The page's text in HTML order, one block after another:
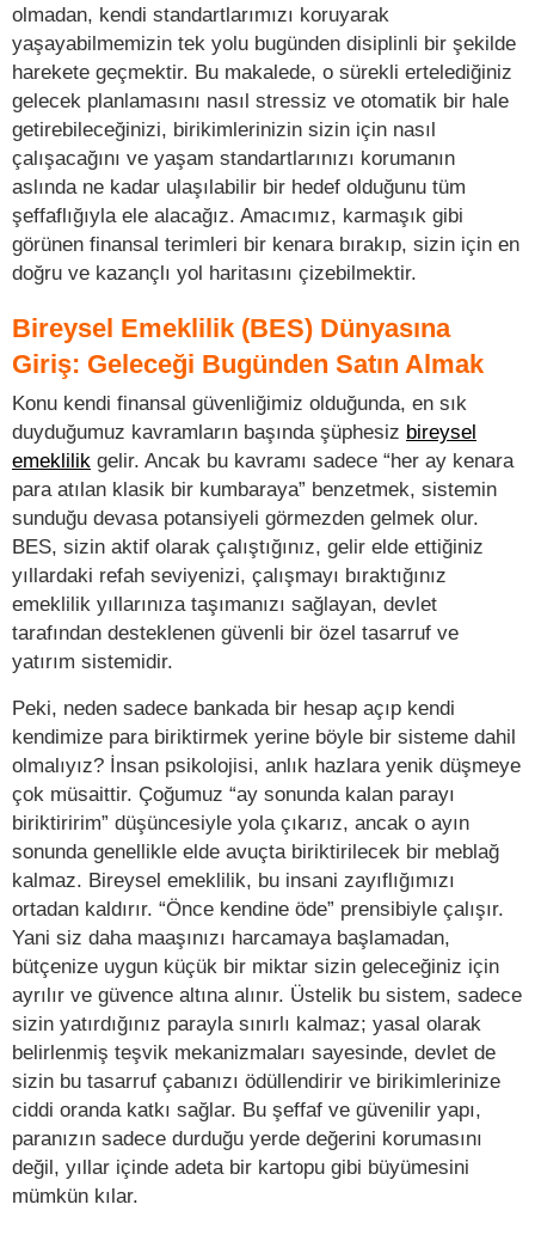
olmadan, kendi standartlarımızı koruyarak
yaşayabilmemizin tek yolu bugünden disiplinli bir şekilde
harekete geçmektir. Bu makalede, o sürekli ertelediğiniz
gelecek planlamasını nasıl stressiz ve otomatik bir hale
getirebileceğinizi, birikimlerinizin sizin için nasıl
çalışacağını ve yaşam standartlarınızı korumanın
aslında ne kadar ulaşılabilir bir hedef olduğunu tüm
şeffaflığıyla ele alacağız. Amacımız, karmaşık gibi
görünen finansal terimleri bir kenara bırakıp, sizin için en
doğru ve kazançlı yol haritasını çizebilmektir.
Bireysel Emeklilik (BES) Dünyasına
Giriş: Geleceği Bugünden Satın Almak
Konu kendi finansal güvenliğimiz olduğunda, en sık
duyduğumuz kavramların başında şüphesiz bireysel
emeklilik gelir. Ancak bu kavramı sadece “her ay kenara
para atılan klasik bir kumbaraya” benzetmek, sistemin
sunduğu devasa potansiyeli görmezden gelmek olur.
BES, sizin aktif olarak çalıştığınız, gelir elde ettiğiniz
yıllardaki refah seviyenizi, çalışmayı bıraktığınız
emeklilik yıllarınıza taşımanızı sağlayan, devlet
tarafından desteklenen güvenli bir özel tasarruf ve
yatırım sistemidir.
Peki, neden sadece bankada bir hesap açıp kendi
kendimize para biriktirmek yerine böyle bir sisteme dahil
olmalıyız? İnsan psikolojisi, anlık hazlara yenik düşmeye
çok müsaittir. Çoğumuz “ay sonunda kalan parayı
biriktiririm” düşüncesiyle yola çıkarız, ancak o ayın
sonunda genellikle elde avuçta biriktirilecek bir meblağ
kalmaz. Bireysel emeklilik, bu insani zayıflığımızı
ortadan kaldırır. “Önce kendine öde” prensibiyle çalışır.
Yani siz daha maaşınızı harcamaya başlamadan,
bütçenize uygun küçük bir miktar sizin geleceğiniz için
ayrılır ve güvence altına alınır. Üstelik bu sistem, sadece
sizin yatırdığınız parayla sınırlı kalmaz; yasal olarak
belirlenmiş teşvik mekanizmaları sayesinde, devlet de
sizin bu tasarruf çabanızı ödüllendirir ve birikimlerinize
ciddi oranda katkı sağlar. Bu şeffaf ve güvenilir yapı,
paranızın sadece durduğu yerde değerini korumasını
değil, yıllar içinde adeta bir kartopu gibi büyümesini
mümkün kılar.